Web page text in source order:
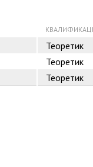
Теоретик
Теоретик
Теоретик